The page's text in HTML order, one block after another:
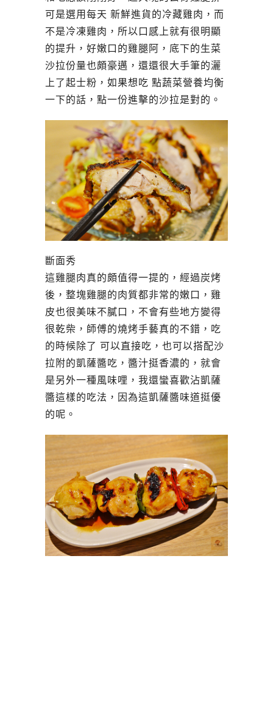
可是選用每天 新鮮進貨的冷藏雞肉，而
不是冷凍雞肉，所以口感上就有很明顯
的提升，好嫩口的雞腿阿，底下的生菜
沙拉份量也頗豪邁，還還很大手筆的灑
上了起士粉，如果想吃 點蔬菜營養均衡
一下的話，點一份進擊的沙拉是對的。
斷面秀
這雞腿肉真的頗值得一提的，經過炭烤
後，整塊雞腿的肉質都非常的嫩口，雞
皮也很美味不膩口，不會有些地方變得
很乾柴，師傅的燒烤手藝真的不錯，吃
的時候除了 可以直接吃，也可以搭配沙
拉附的凱薩醬吃，醬汁挺香濃的，就會
是另外一種風味哩，我還蠻喜歡沾凱薩
醬這樣的吃法，因為這凱薩醬味道挺優
的呢。